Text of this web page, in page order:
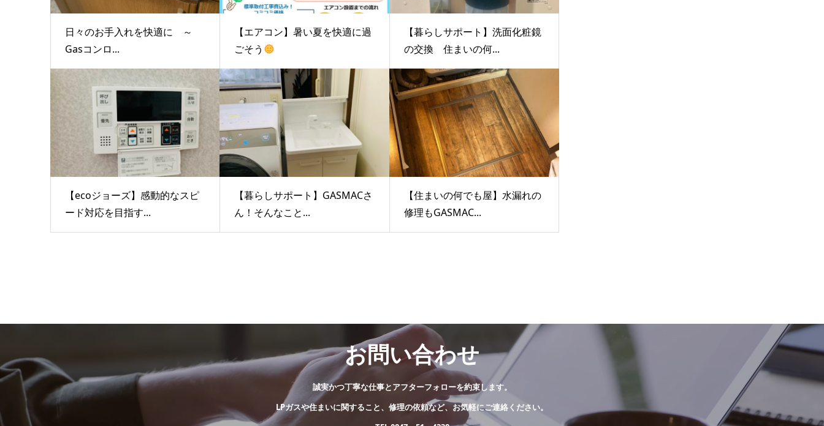
日々のお手入れを快適に ～
Gasコンロ...
【エアコン】暑い夏を快適に過
ごそう
【暮らしサポート】洗面化粧鏡
の交換 住まいの何...
【ecoジョーズ】感動的なスピ
ード対応を目指す...
【暮らしサポート】GASMACさ
ん！そんなこと...
【住まいの何でも屋】水漏れの
修理もGASMAC...
お問い合わせ
誠実かつ丁寧な仕事とアフターフォローを約束します。
LPガスや住まいに関すること、修理の依頼など、お気軽にご連絡ください。